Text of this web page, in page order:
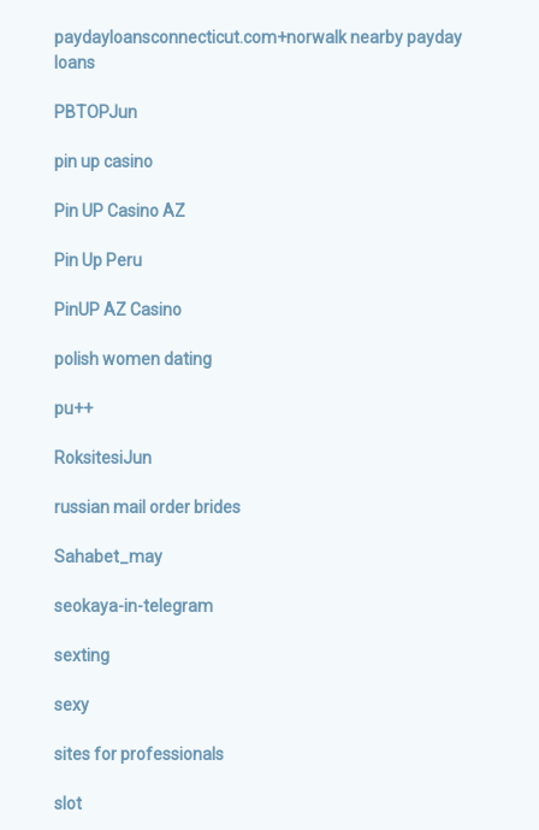
paydayloansconnecticut.com+norwalk nearby payday
loans
PBTOPJun
pin up casino
Pin UP Casino AZ
Pin Up Peru
PinUP AZ Casino
polish women dating
pu++
RoksitesiJun
russian mail order brides
Sahabet_may
seokaya-in-telegram
sexting
sexy
sites for professionals
slot